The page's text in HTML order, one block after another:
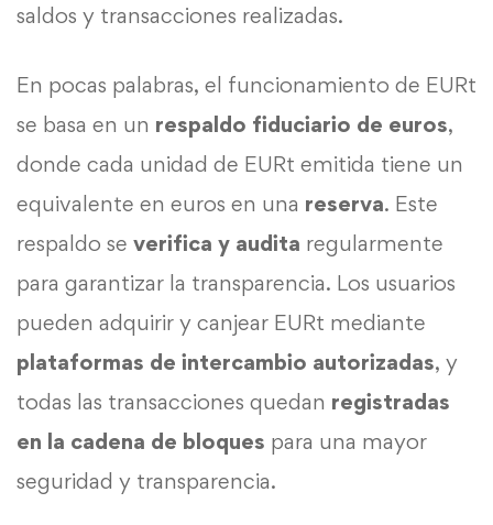
saldos y transacciones realizadas.
En pocas palabras, el funcionamiento de EURt
se basa en un respaldo fiduciario de euros,
donde cada unidad de EURt emitida tiene un
equivalente en euros en una reserva. Este
respaldo se verifica y audita regularmente
para garantizar la transparencia. Los usuarios
pueden adquirir y canjear EURt mediante
plataformas de intercambio autorizadas, y
todas las transacciones quedan registradas
en la cadena de bloques para una mayor
seguridad y transparencia.